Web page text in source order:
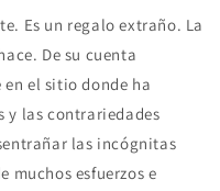
Es un regalo extraño. La
De su cuenta
el sitio donde ha
y las contrariedades
las incógnitas
muchos esfuerzos e